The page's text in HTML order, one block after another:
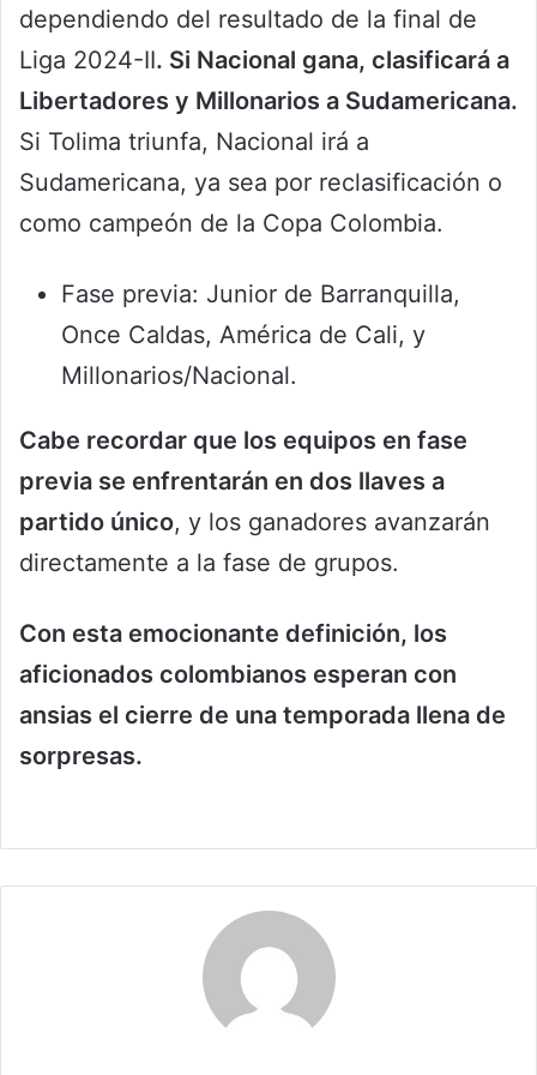
dependiendo del resultado de la final de
Liga 2024-II. Si Nacional gana, clasificará a
Libertadores y Millonarios a Sudamericana.
Si Tolima triunfa, Nacional irá a
Sudamericana, ya sea por reclasificación o
como campeón de la Copa Colombia.
Fase previa: Junior de Barranquilla,
Once Caldas, América de Cali, y
Millonarios/Nacional.
Cabe recordar que los equipos en fase
previa se enfrentarán en dos llaves a
partido único, y los ganadores avanzarán
directamente a la fase de grupos.
Con esta emocionante definición, los
aficionados colombianos esperan con
ansias el cierre de una temporada llena de
sorpresas.